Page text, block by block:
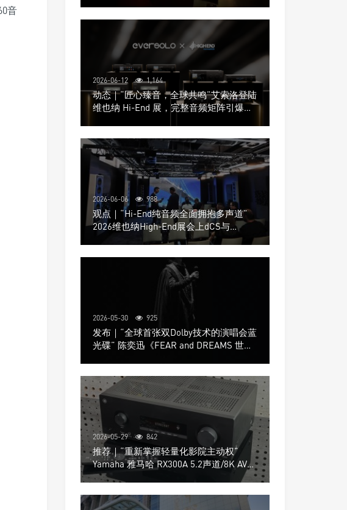
音
2026-06-12 1,164
动态｜“匠心臻音，全球共鸣”艾索洛登陆
维也纳 Hi-End 展，完整音频矩阵引爆关
2026-06-06 988
观点｜“Hi-End纯音频全面拥抱多声道”
2026维也纳High-End展会上dCS与
Trinnov Audio搭建多声道演示系统
2026-05-30 925
发布｜“全球首张双Dolby技术的演唱会蓝
光碟” 陈奕迅《FEAR and DREAMS 世界
2026-05-29 842
推荐｜“重新掌握轻量化影院主动权”
Yamaha 雅马哈 RX300A 5.2声道/8K AV放
大器